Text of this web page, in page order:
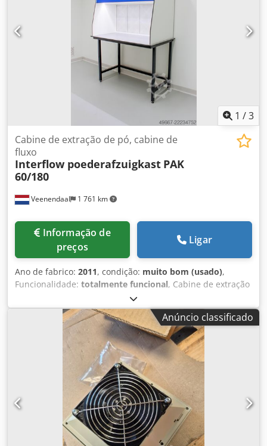
1 /3
Veenendaal 1 761 km
Cabine de extração de pó, cabine de
fluxo
Interflow poederafzuigkast PAK
60/180
preços
Ligar
Ano de fabrico: 2011, condição: muito bom (usado),
Funcionalidade: totalmente funcional, Cabine de extração
de pó A cabine de extração de pó Interflow protege o
operador contra contaminantes sólidos que podem ser
liberados durante diversas operações. Devido à sua
robustez e confiabilidade, a unidade requer um mínimo
absoluto de manutenção. Além disso, possui um design
sólido e facilidade de operação otimizada. Especialmente
durante operações de pesagem, por exemplo, é possível
ajustar continuamente a velocidade do fluxo de ar através
do painel de controle touchscreen, de modo que o fluxo de
ar não influencie o processo de pesagem. O
funcionamento da cabine de extração de pó baseia-se no
princípio de que a extração do ar na área de trabalho
Anúncio classificado